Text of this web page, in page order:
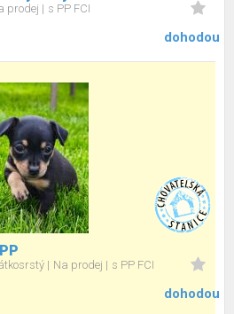
prodej s PP FCI
dohodou
Na prodej s PP FCI
dohodou